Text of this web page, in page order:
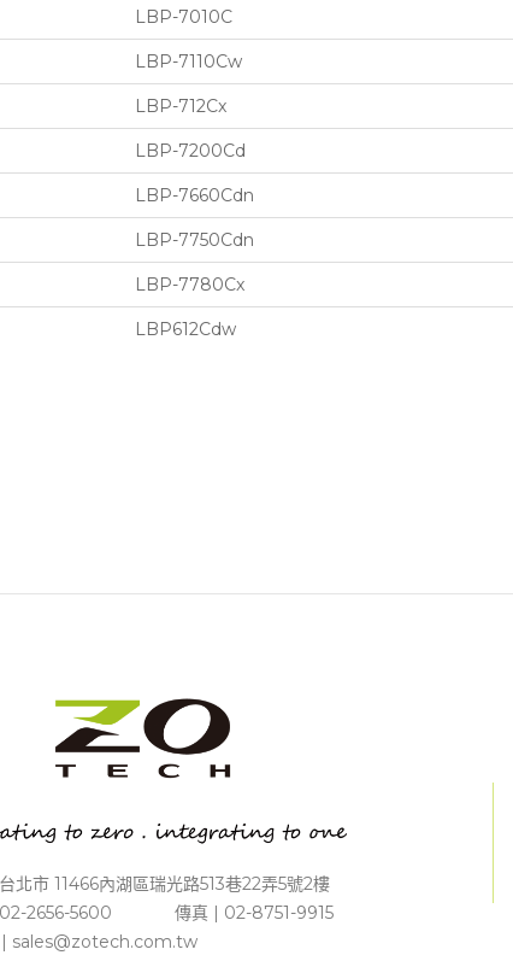
LBP-7010C
LBP-7110Cw
LBP-712Cx
LBP-7200Cd
LBP-7660Cdn
LBP-7750Cdn
LBP-7780Cx
LBP612Cdw
北市 11466內湖區瑞光路513巷22弄5號2樓
02-2656-5600 傳真 | 02-8751-9915
sales@zotech.com.tw